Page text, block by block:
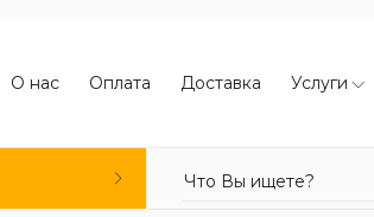
О нас Оплата Доставка Услуги